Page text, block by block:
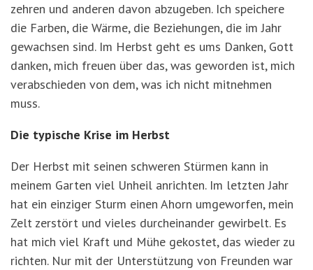
zehren und anderen davon abzugeben. Ich speichere
die Farben, die Wärme, die Beziehungen, die im Jahr
gewachsen sind. Im Herbst geht es ums Danken, Gott
danken, mich freuen über das, was geworden ist, mich
verabschieden von dem, was ich nicht mitnehmen
muss.
Die typische Krise im Herbst
Der Herbst mit seinen schweren Stürmen kann in
meinem Garten viel Unheil anrichten. Im letzten Jahr
hat ein einziger Sturm einen Ahorn umgeworfen, mein
Zelt zerstört und vieles durcheinander gewirbelt. Es
hat mich viel Kraft und Mühe gekostet, das wieder zu
richten. Nur mit der Unterstützung von Freunden war